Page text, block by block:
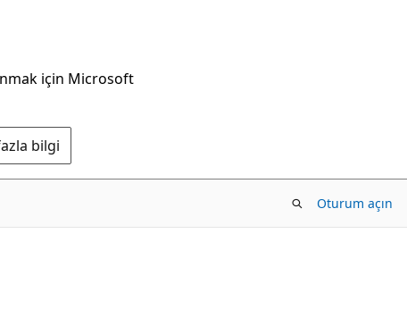
için Microsoft
bilgi
Oturum açın